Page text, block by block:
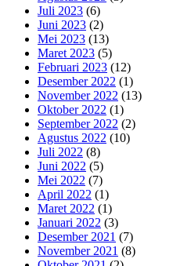
Juli 2023 (6)
Juni 2023 (2)
Mei 2023 (13)
Maret 2023 (5)
Februari 2023 (12)
Desember 2022 (1)
November 2022 (13)
Oktober 2022 (1)
September 2022 (2)
Agustus 2022 (10)
Juli 2022 (8)
Juni 2022 (5)
Mei 2022 (7)
April 2022 (1)
Maret 2022 (1)
Januari 2022 (3)
Desember 2021 (7)
November 2021 (8)